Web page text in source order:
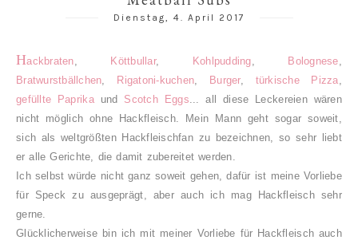
Dienstag, 4. April 2017
Hackbraten Köttbullar, Kohlpudding Bolognese
Bratwurstbällchen
Rigatoni-kuchen Burger, türkische Pizza
gefüllte Paprikaund Scotch Eggs ... all diese Leckereien wären
nicht möglich ohne Hackfleisch.
Mein Mann geht sogar soweit,
sich als weltgrößten Hackfleischfan zu bezeichnen, so sehr liebt
er alle Gerichte, die damit zubereitet werden.
Ich selbst würde nicht ganz soweit gehen, dafür ist meine Vorliebe
für Speck zu ausgeprägt, aber auch ich mag Hackfleisch sehr
gerne.
Glücklicherweise bin ich mit meiner Vorliebe für Hackfleisch auch